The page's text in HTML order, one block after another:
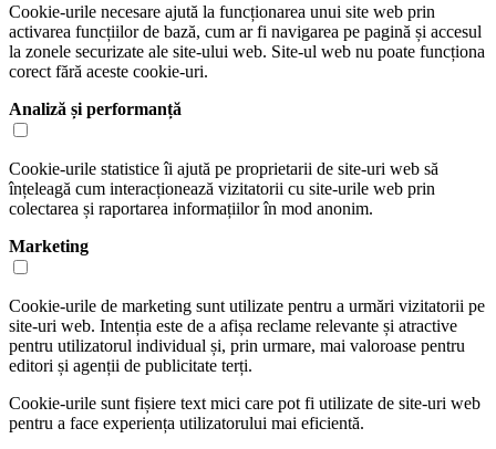
Cookie-urile necesare ajută la funcționarea unui site web prin
activarea funcțiilor de bază, cum ar fi navigarea pe pagină și accesul
la zonele securizate ale site-ului web. Site-ul web nu poate funcționa
corect fără aceste cookie-uri.
Analiză și performanță
Cookie-urile statistice îi ajută pe proprietarii de site-uri web să
înțeleagă cum interacționează vizitatorii cu site-urile web prin
colectarea și raportarea informațiilor în mod anonim.
Marketing
Cookie-urile de marketing sunt utilizate pentru a urmări vizitatorii pe
site-uri web. Intenția este de a afișa reclame relevante și atractive
pentru utilizatorul individual și, prin urmare, mai valoroase pentru
editori și agenții de publicitate terți.
Cookie-urile sunt fișiere text mici care pot fi utilizate de site-uri web
pentru a face experiența utilizatorului mai eficientă.